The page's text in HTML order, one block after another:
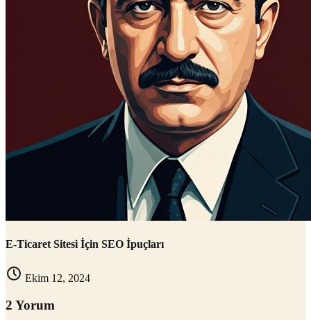
E-Ticaret Sitesi İçin SEO İpuçları
Ekim 12, 2024
2 Yorum